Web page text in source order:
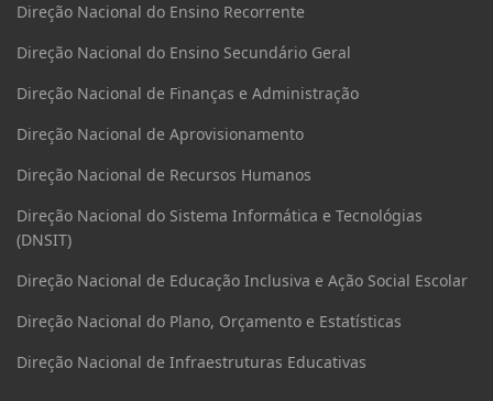
Direção Nacional do Ensino Recorrente
Direção Nacional do Ensino Secundário Geral
Direção Nacional de Finanças e Administração
Direção Nacional de Aprovisionamento
Direção Nacional de Recursos Humanos
Direção Nacional do Sistema Informática e Tecnológias
(DNSIT)
Direção Nacional de Educação Inclusiva e Ação Social Escolar
Direção Nacional do Plano, Orçamento e Estatísticas
Direção Nacional de Infraestruturas Educativas